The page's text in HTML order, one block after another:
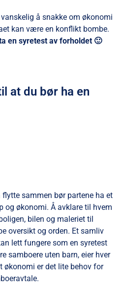
å snakke om økonomi
kan være en konflikt bombe.
en syretest av forholdet 🙂
at du bør ha en
sammen bør partene ha et
og økonomi. Å avklare til hvem
bilen og maleriet til
oversikt og orden. Et samliv
lett fungere som en syretest
samboere uten barn, eier hver
økonomi er det lite behov for